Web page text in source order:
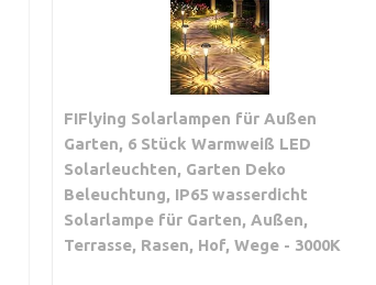
FIFlying Solarlampen für Außen
Garten, 6 Stück Warmweiß LED
Solarleuchten, Garten Deko
Beleuchtung, IP65 wasserdicht
Solarlampe für Garten, Außen,
Terrasse, Rasen, Hof, Wege - 3000K